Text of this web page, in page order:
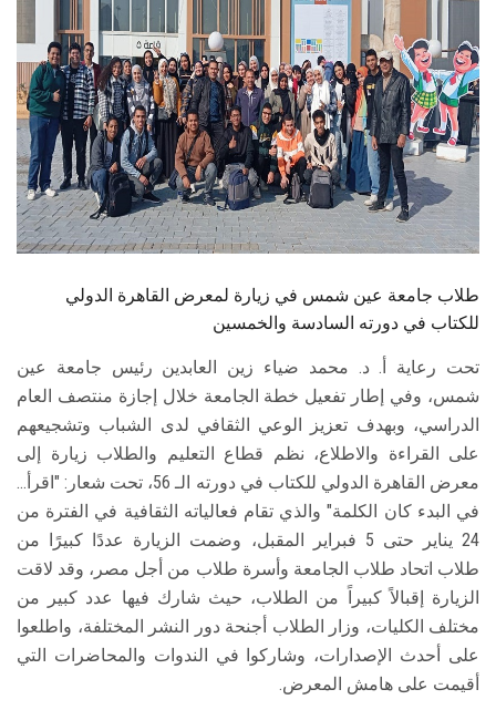
هيئة التدريس
الدراسات العليا
الخريجين
الموظفون
الزائـرون
سجل الان
طلاب جامعة عين شمس في زيارة لمعرض القاهرة الدولي
للكتاب في دورته السادسة والخمسين
تحت رعاية أ. د. محمد ضياء زين العابدين رئيس جامعة عين
شمس، وفي إطار تفعيل خطة الجامعة خلال إجازة منتصف العام
الدراسي، وبهدف تعزيز الوعي الثقافي لدى الشباب وتشجيعهم
على القراءة والاطلاع، نظم قطاع التعليم والطلاب زيارة إلى
معرض القاهرة الدولي للكتاب في دورته الـ 56، تحت شعار: "اقرأ…
في البدء كان الكلمة" والذي تقام فعالياته الثقافية في الفترة من
24 يناير حتى 5 فبراير المقبل، وضمت الزيارة عددًا كبيرًا من
طلاب اتحاد طلاب الجامعة وأسرة طلاب من أجل مصر، وقد لاقت
الزيارة إقبالاً كبيراً من الطلاب، حيث شارك فيها عدد كبير من
مختلف الكليات، وزار الطلاب أجنحة دور النشر المختلفة، واطلعوا
على أحدث الإصدارات، وشاركوا في الندوات والمحاضرات التي
أقيمت على هامش المعرض.